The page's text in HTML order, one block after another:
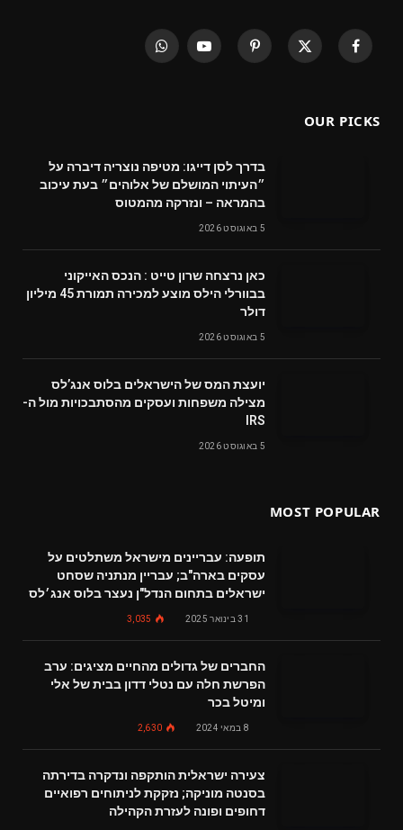
Facebook
X
Pinterest
YouTube
WhatsApp
OUR PICKS
בדרך לסן דייגו: מטיפה נוצריה דיברה על
״העיתוי המושלם של אלוהים״ בעת עיכוב
בהמראה – ונזרקה מהמטוס
5 באוגוסט 2026
‬דולר
5 באוגוסט 2026
‬מצילה‭ ‬משפחות‭ ‬ועסקים‭ ‬מהסתבכויות‭ ‬מול‭ ‬ה-
IRS
5 באוגוסט 2026
MOST POPULAR
תופעה: עבריינים מישראל משתלטים על
עסקים בארה"ב; עבריין מנתניה שסחט
ישראלים בתחום הנדל"ן נעצר בלוס אנג׳לס
31 בינואר 2025 3,035
החברים של גדולים מהחיים מציגים: ערב
הפרשת חלה עם נטלי דדון בבית של אלי
ומיטל בכר
8 במאי 2024 2,630
צעירה ישראלית הותקפה ונדקרה בדירתה
בסנטה מוניקה; נזקקת לניתוחים רפואיים
דחופים ופונה לעזרת הקהילה